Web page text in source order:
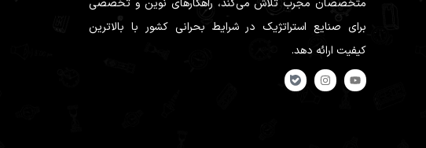
متخصصان مجرب تلاش می‌کند، راهکارهای نوین و تخصصی
برای صنایع استراتژیک در شرایط بحرانی کشور با بالاترین
کیفیت ارائه دهد.